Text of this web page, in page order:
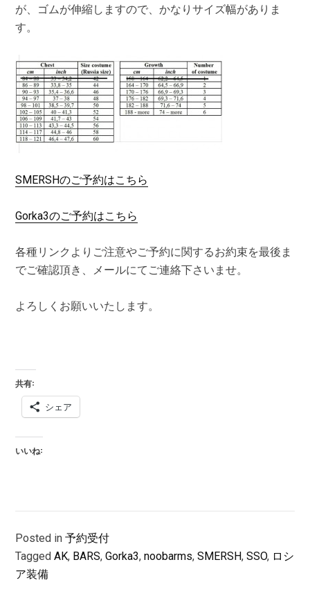
が、ゴムが伸縮しますので、かなりサイズ幅がありま
す。
SMERSHのご予約はこちら
Gorka3のご予約はこちら
各種リンクよりご注意やご予約に関するお約束を最後ま
でご確認頂き、メールにてご連絡下さいませ。
よろしくお願いいたします。
共有:
シェア
いいね:
Posted in予約受付
TaggedAK, BARS,Gorka3,noobarms,SMERSH,SSO, ロシ
ア装備